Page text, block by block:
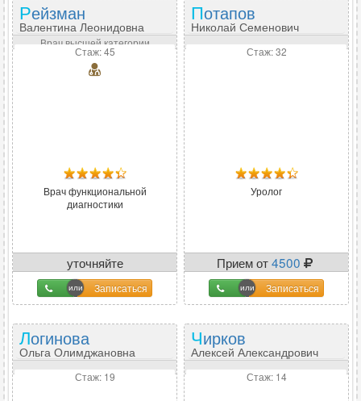
Рейзман
Валентина Леонидовна
Врач высшей категории
Стаж: 45
Врач функциональной
диагностики
уточняйте
Записаться
Потапов
Николай Семенович
Стаж: 32
Уролог
Прием от4500
Записаться
Логинова
Ольга Олимджановна
Стаж: 19
Чирков
Алексей Александрович
Стаж: 14